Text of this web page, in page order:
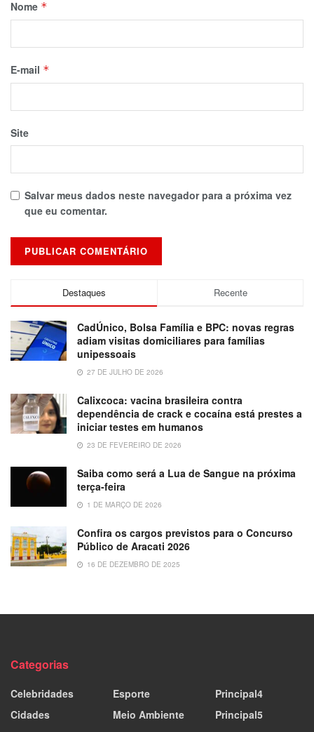
Nome *
E-mail *
Site
Salvar meus dados neste navegador para a próxima vez
que eu comentar.
Destaques Recente
CadÚnico, Bolsa Família e BPC: novas regras
adiam visitas domiciliares para famílias
unipessoais
27 DE JULHO DE 2026
Calixcoca: vacina brasileira contra
dependência de crack e cocaína está prestes a
iniciar testes em humanos
23 DE FEVEREIRO DE 2026
Saiba como será a Lua de Sangue na próxima
terça-feira
1 DE MARÇO DE 2026
Confira os cargos previstos para o Concurso
Público de Aracati 2026
16 DE DEZEMBRO DE 2025
Categorias
Celebridades
Cidades
Esporte
Meio Ambiente
Principal4
Principal5